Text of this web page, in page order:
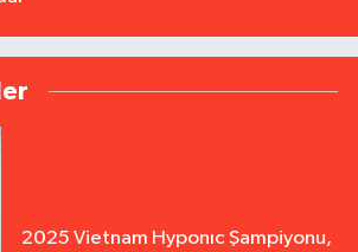
2025 Vietnam Hyponıc Şampiyonu,